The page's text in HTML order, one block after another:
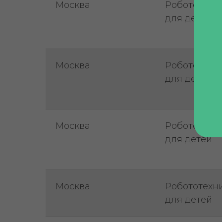
Москва
для детей
Москва
для детей
Москва
для детей
Москва
для детей